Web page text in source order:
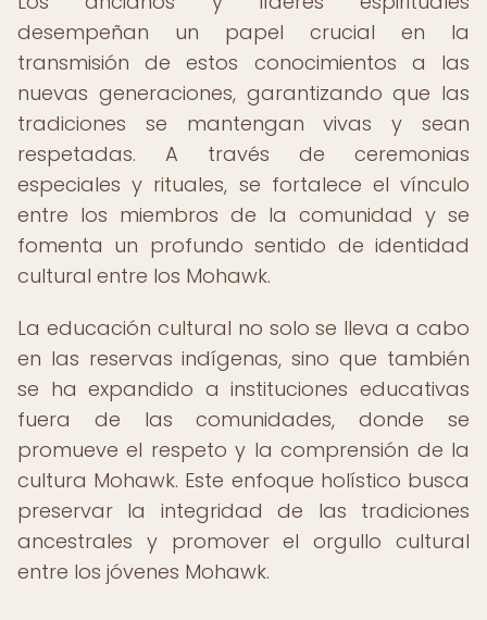
desempeñan un papel crucial en la
transmisión de estos conocimientos a las
nuevas generaciones, garantizando que las
tradiciones se mantengan vivas y sean
respetadas. A través de ceremonias
especiales y rituales, se fortalece el vínculo
entre los miembros de la comunidad y se
fomenta un profundo sentido de identidad
cultural entre los Mohawk.
La educación cultural no solo se lleva a cabo
en las reservas indígenas, sino que también
se ha expandido a instituciones educativas
fuera de las comunidades, donde se
promueve el respeto y la comprensión de la
cultura Mohawk. Este enfoque holístico busca
preservar la integridad de las tradiciones
ancestrales y promover el orgullo cultural
entre los jóvenes Mohawk.